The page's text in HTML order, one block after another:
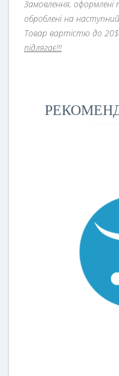
Замовлення,
оброблені на
Товар вартістю до
підлягає!!!